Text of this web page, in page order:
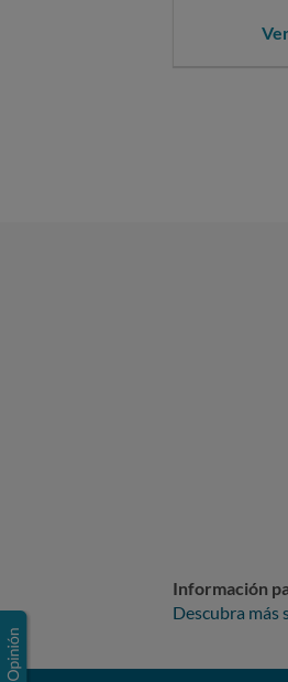
Información
Descubra más